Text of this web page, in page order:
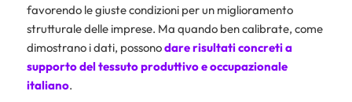
favorendo le giuste condizioni per un miglioramento
strutturale delle imprese. Ma quando ben calibrate, come
dimostrano i dati, possonodare risultati concreti a
supporto del tessuto produttivo e occupazionale
italiano.